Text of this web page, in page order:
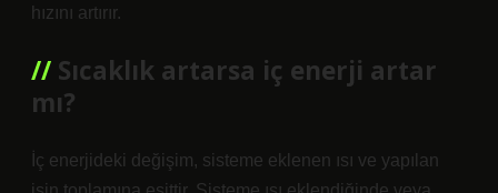
hızını artırır.
Sıcaklık artarsa iç enerji artar
mı?
İç enerjideki değişim, sisteme eklenen ısı ve yapılan